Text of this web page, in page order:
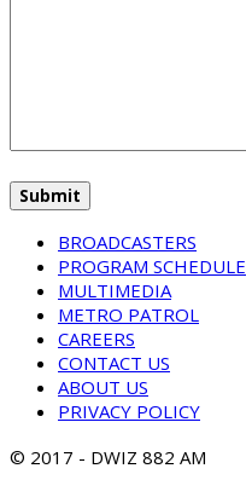
BROADCASTERS
PROGRAM SCHEDULE
MULTIMEDIA
METRO PATROL
CAREERS
CONTACT US
ABOUT US
PRIVACY POLICY
© 2017 - DWIZ 882 AM